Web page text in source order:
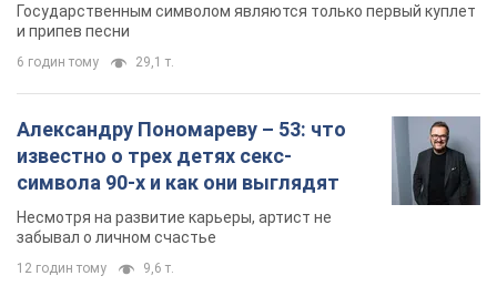
Государственным символом являются только первый куплет
и припев песни
6 годин тому 29,1 т.
Александру Пономареву – 53: что
известно о трех детях секс-
символа 90-х и как они выглядят
Несмотря на развитие карьеры, артист не
забывал о личном счастье
12 годин тому 9,6 т.